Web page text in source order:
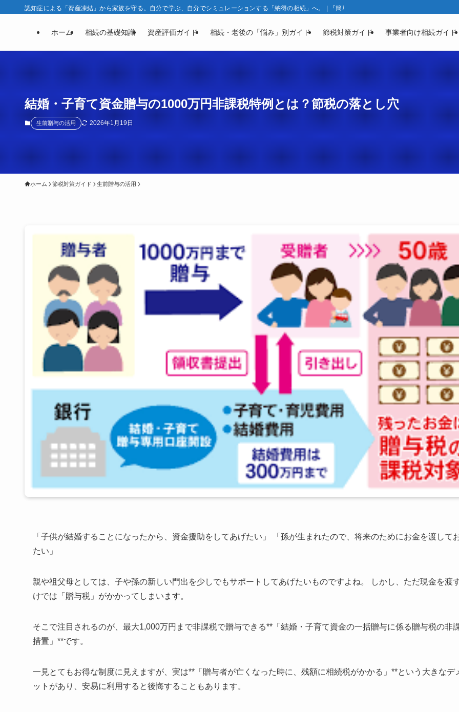
認知症による「資産凍結」から家族を守る。自分で学ぶ、自分でシミュレーションする「納得の相続」へ。 | 『簡単相続ナビ』製品ガイド | 相続と資産凍
ホーム 相続の基礎知識 資産評価ガイド 相続・老後の「悩み」別ガイド 節税対策ガイド 事業者向け相続ガイド
結婚・子育て資金贈与の1000万円非課税特例とは？節税の落とし穴
生前贈与の活用 2026年1月19日
ホーム 節税対策ガイド 生前贈与の活用
「子供が結婚することになったから、資金援助をしてあげたい」 「孫が生まれたので、将来のためにお金を渡して
たい」
親や祖父母としては、子や孫の新しい門出を少しでもサポートしてあげたいものですよね。 しかし、ただ現金を渡
けでは「贈与税」がかかってしまいます。
そこで注目されるのが、最大1,000万円まで非課税で贈与できる**「結婚・子育て資金の一括贈与に係る贈与税の非
措置」**です。
一見とてもお得な制度に見えますが、実は**「贈与者が亡くなった時に、残額に相続税がかかる」**という大きなデ
ットがあり、安易に利用すると後悔することもあります。